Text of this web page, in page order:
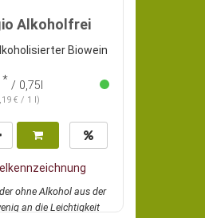
Alkoholfrei
Biowein
* / 0,75l
€ / 1 l)
ohne Alkohol aus der
an die Leichtigkeit